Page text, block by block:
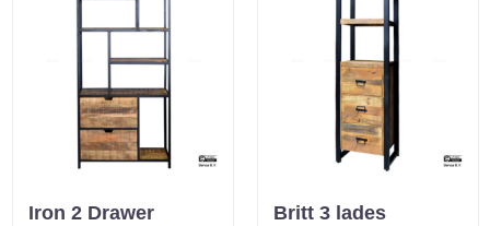
Iron 2 Drawer
Britt 3 lades